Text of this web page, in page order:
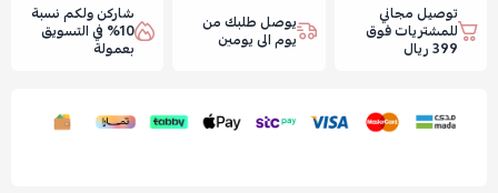
توصيل مجاني
للمشتريات فوق
399 ريال
يوصل طلبك من
يوم الى يومين
شاركن ولكم نسبة
10% في التسويق
بعمولة